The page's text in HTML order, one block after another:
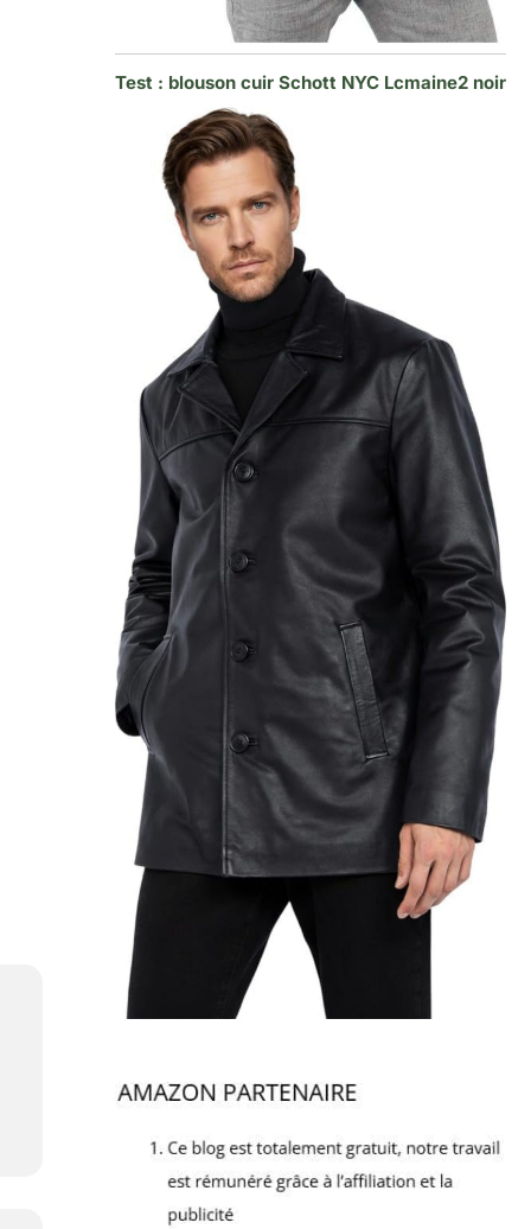
Test : blouson cuir Schott NYC Lcmaine2 noir